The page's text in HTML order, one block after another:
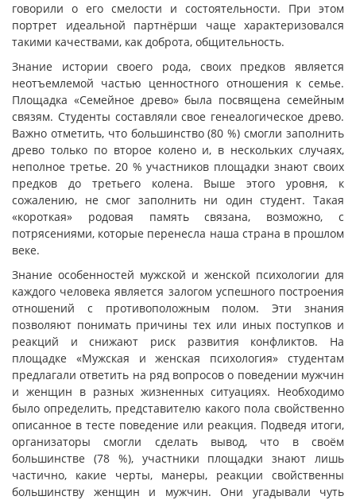
говорили о его смелости и состоятельности. При этом
портрет идеальной партнёрши чаще характеризовался
такими качествами, как доброта, общительность.
Знание истории своего рода, своих предков является
неотъемлемой частью ценностного отношения к семье.
Площадка «Семейное древо» была посвящена семейным
связям. Студенты составляли свое генеалогическое древо.
Важно отметить, что большинство (80 %) смогли заполнить
древо только по второе колено и, в нескольких случаях,
неполное третье. 20 % участников площадки знают своих
предков до третьего колена. Выше этого уровня, к
сожалению, не смог заполнить ни один студент. Такая
«короткая» родовая память связана, возможно, с
потрясениями, которые перенесла наша страна в прошлом
веке.
Знание особенностей мужской и женской психологии для
каждого человека является залогом успешного построения
отношений с противоположным полом. Эти знания
позволяют понимать причины тех или иных поступков и
реакций и снижают риск развития конфликтов. На
площадке «Мужская и женская психология» студентам
предлагали ответить на ряд вопросов о поведении мужчин
и женщин в разных жизненных ситуациях. Необходимо
было определить, представителю какого пола свойственно
описанное в тесте поведение или реакция. Подведя итоги,
организаторы смогли сделать вывод, что в своём
большинстве (78 %), участники площадки знают лишь
частично, какие черты, манеры, реакции свойственны
большинству женщин и мужчин. Они угадывали чуть